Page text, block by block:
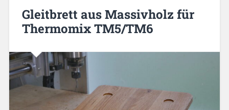
Gleitbrett aus Massivholz für
Thermomix TM5/TM6